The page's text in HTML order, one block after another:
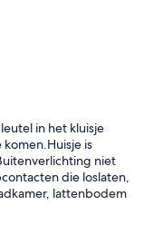
in het kluisje
is
niet
die loslaten,
lattenbodem
matrassen